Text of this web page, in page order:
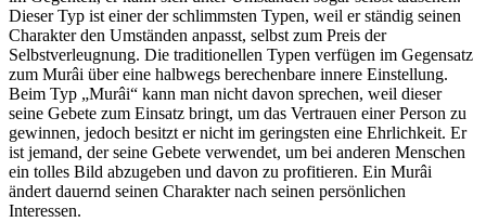
Dieser Typ ist einer der schlimmsten Typen, weil er ständig seinen
Charakter den Umständen anpasst, selbst zum Preis der
Selbstverleugnung. Die traditionellen Typen verfügen im Gegensatz
zum Murâi über eine halbwegs berechenbare innere Einstellung.
Beim Typ „Murâi“ kann man nicht davon sprechen, weil dieser
seine Gebete zum Einsatz bringt, um das Vertrauen einer Person zu
gewinnen, jedoch besitzt er nicht im geringsten eine Ehrlichkeit. Er
ist jemand, der seine Gebete verwendet, um bei anderen Menschen
ein tolles Bild abzugeben und davon zu profitieren. Ein Murâi
ändert dauernd seinen Charakter nach seinen persönlichen
Interessen.